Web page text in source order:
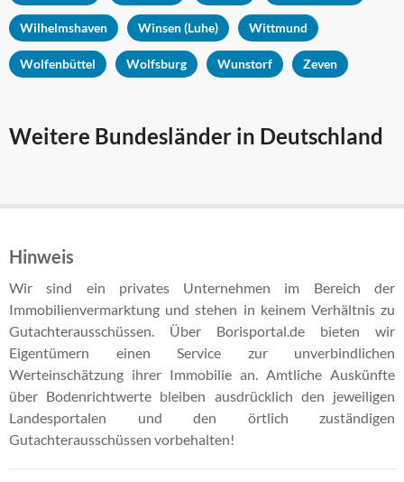
Wilhelmshaven Winsen (Luhe) Wittmund
Wolfenbüttel Wolfsburg Wunstorf Zeven
Weitere Bundesländer in Deutschland
Hinweis
Wir sind ein privates Unternehmen im Bereich der
Immobilienvermarktung und stehen in keinem Verhältnis zu
Gutachterausschüssen. Über Borisportal.de bieten wir
Eigentümern einen Service zur unverbindlichen
Werteinschätzung ihrer Immobilie an. Amtliche Auskünfte
über Bodenrichtwerte bleiben ausdrücklich den jeweiligen
Landesportalen und den örtlich zuständigen
Gutachterausschüssen vorbehalten!